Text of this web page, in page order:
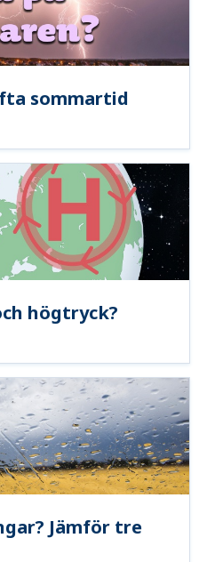
sommartid
högtryck?
Jämför tre